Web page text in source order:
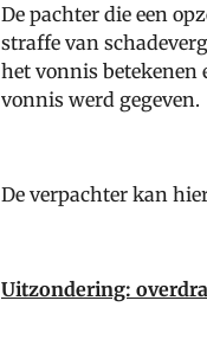
De pachter die een
straffe van
het vonnis betekenen
vonnis werd gegeven.
De verpachter kan
Uitzondering: